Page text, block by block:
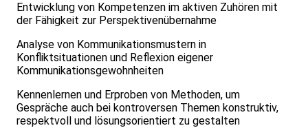
Entwicklung von Kompetenzen im aktiven Zuhören mit
der Fähigkeit zur Perspektivenübernahme
Analyse von Kommunikationsmustern in
Konfliktsituationen und Reflexion eigener
Kommunikationsgewohnheiten
Kennenlernen und Erproben von Methoden, um
Gespräche auch bei kontroversen Themen konstruktiv,
respektvoll und lösungsorientiert zu gestalten